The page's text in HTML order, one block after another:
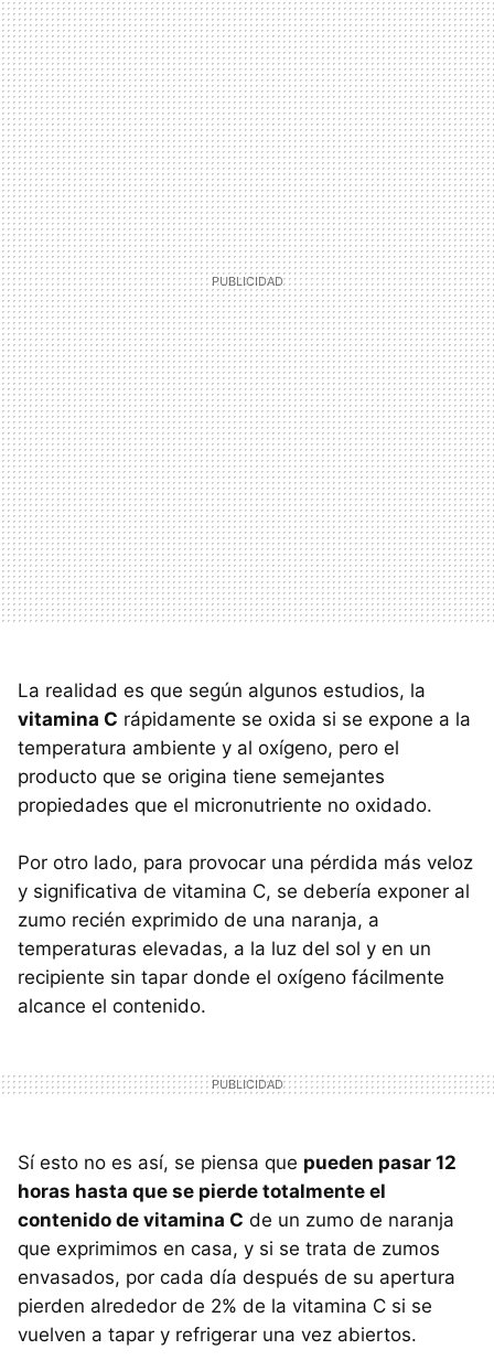
La realidad es que según algunos estudios, la
vitamina C rápidamente se oxida si se expone a la
temperatura ambiente y al oxígeno, pero el
producto que se origina tiene semejantes
propiedades que el micronutriente no oxidado.
Por otro lado, para provocar una pérdida más veloz
y significativa de vitamina C, se debería exponer al
zumo recién exprimido de una naranja, a
temperaturas elevadas, a la luz del sol y en un
recipiente sin tapar donde el oxígeno fácilmente
alcance el contenido.
Sí esto no es así, se piensa que pueden pasar 12
horas hasta que se pierde totalmente el
contenido de vitamina C de un zumo de naranja
que exprimimos en casa, y si se trata de zumos
envasados, por cada día después de su apertura
pierden alrededor de 2% de la vitamina C si se
vuelven a tapar y refrigerar una vez abiertos.